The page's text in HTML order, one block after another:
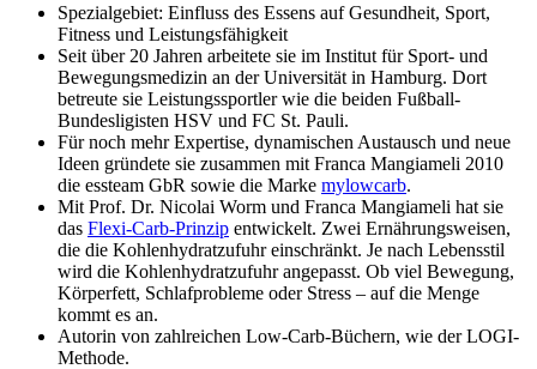
Spezialgebiet: Einfluss des Essens auf Gesundheit, Sport,
Fitness und Leistungsfähigkeit
Seit über 20 Jahren arbeitete sie im Institut für Sport- und
Bewegungsmedizin an der Universität in Hamburg. Dort
betreute sie Leistungssportler wie die beiden Fußball-
Bundesligisten HSV und FC St. Pauli.
Für noch mehr Expertise, dynamischen Austausch und neue
Ideen gründete sie zusammen mit Franca Mangiameli 2010
die essteam GbR sowie die Marke mylowcarb.
Mit Prof. Dr. Nicolai Worm und Franca Mangiameli hat sie
das Flexi-Carb-Prinzip entwickelt. Zwei Ernährungsweisen,
die die Kohlenhydratzufuhr einschränkt. Je nach Lebensstil
wird die Kohlenhydratzufuhr angepasst. Ob viel Bewegung,
Körperfett, Schlafprobleme oder Stress – auf die Menge
kommt es an.
Autorin von zahlreichen Low-Carb-Büchern, wie der LOGI-
Methode.